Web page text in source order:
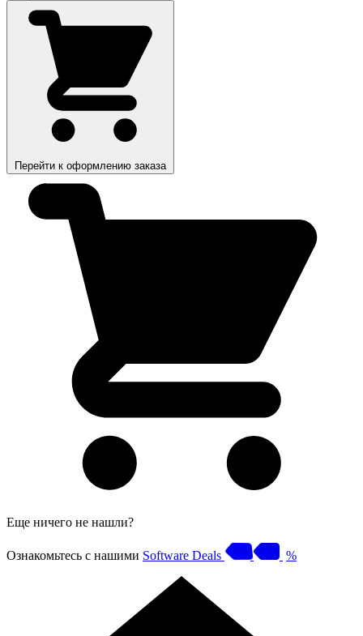
Перейти к оформлению заказа
Еще ничего не нашли?
Ознакомьтесь с нашими Software Deals %